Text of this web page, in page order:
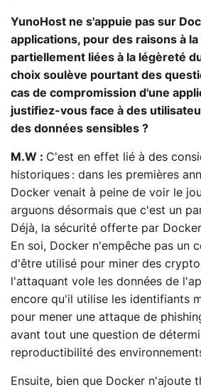
YunoHost ne s'appuie pas sur
applications, pour des raisons à
partiellement liées à la légèreté
choix soulève pourtant des
cas de compromission d'une
justifiez-vous face à des
des données sensibles ?
M.W : C'est en effet lié à des
historiques : dans les premières
Docker venait à peine de voir le
arguons désormais que c'est un
Déjà, la sécurité offerte par
En soi, Docker n'empêche pas un
d'être utilisé pour miner des
l'attaquant vole les données de
encore qu'il utilise les identifiants
pour mener une attaque de
avant tout une question de
reproductibilité des
Ensuite, bien que Docker n'ajoute